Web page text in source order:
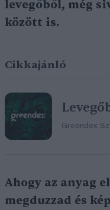
levegőből, még
között is.
Cikkajánló
Greendex
Ahogy az anyag
megduzzad és